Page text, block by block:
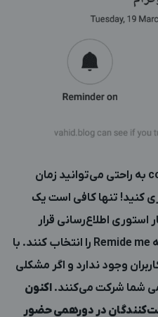
با استفاده از استیکر countdown به راحتی می‌توانید زمان
کنید! تنها کافی است یک
اطلاع‌رسانی قرار
دهید و از کاربران بخواهید گزینه Remide me را انتخاب کنند. با
وجود ندارد و اگر مشکلی
شما شرکت می‌کنند. اکنون
در دورهمی حضور